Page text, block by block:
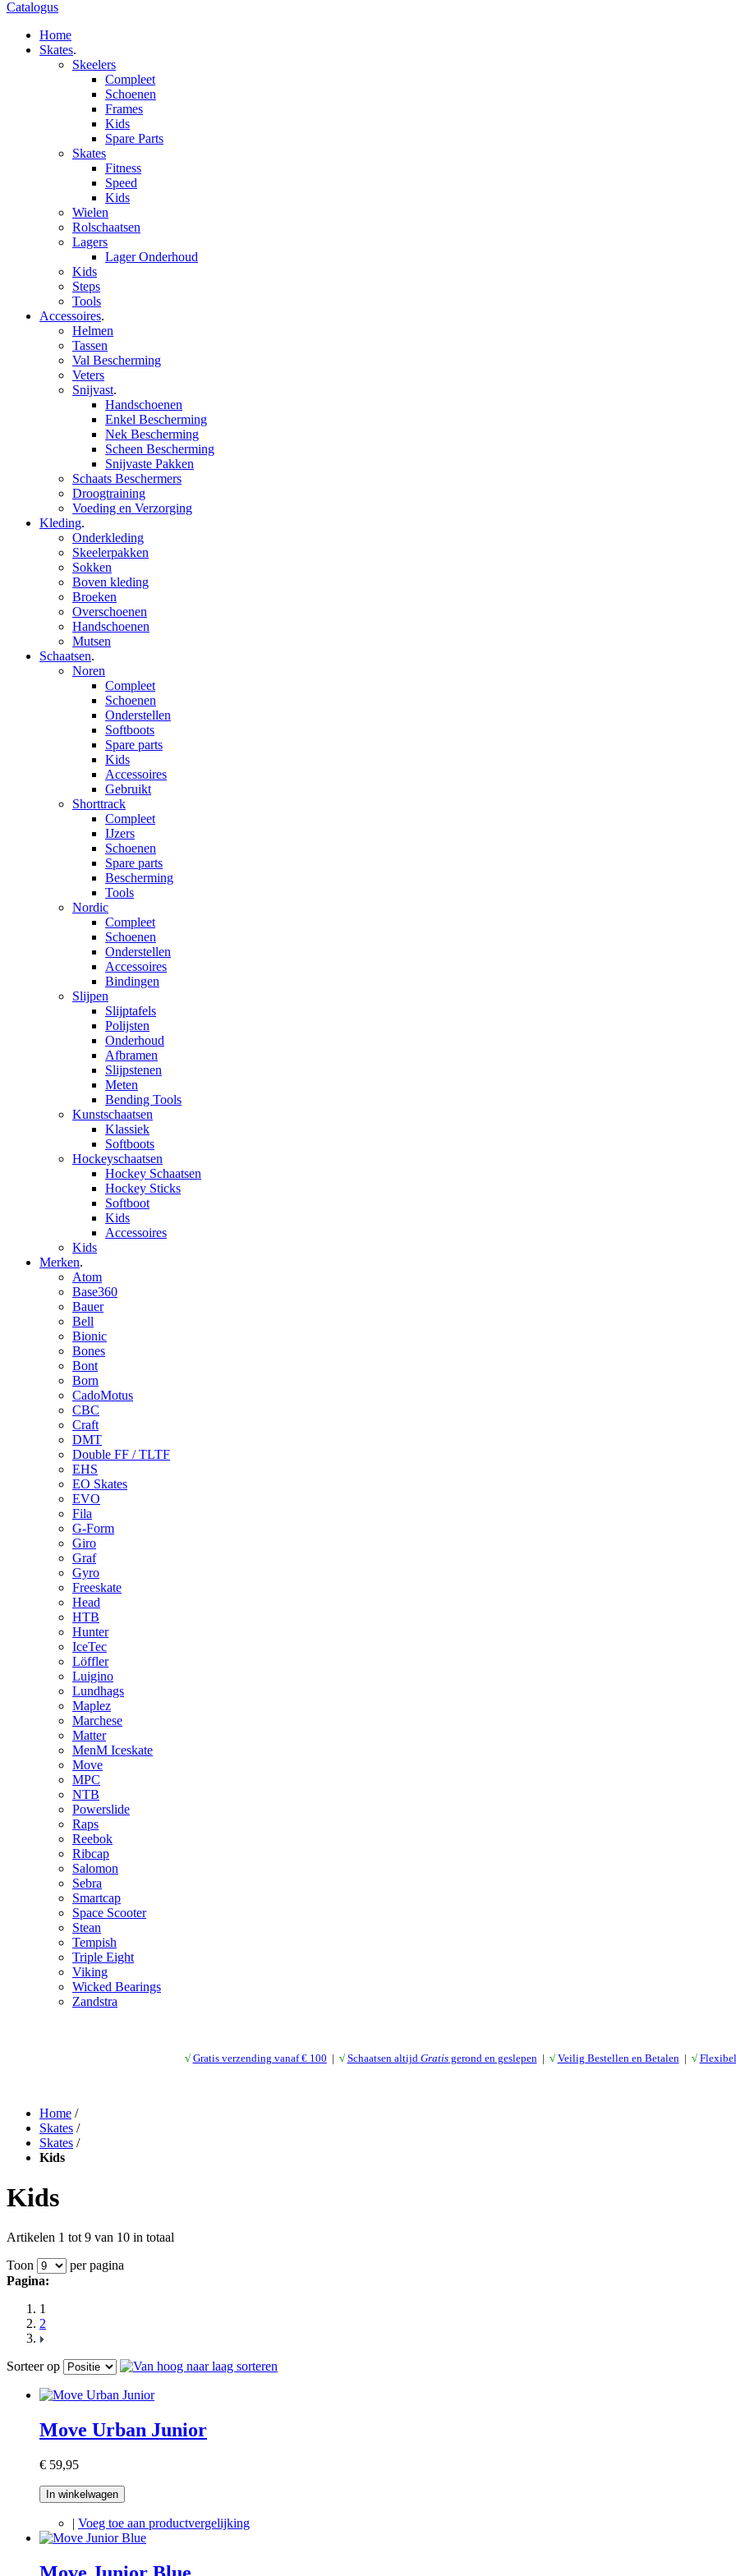
Catalogus
Home
Skates.
Skeelers
Compleet
Schoenen
Frames
Kids
Spare Parts
Skates
Fitness
Speed
Kids
Wielen
Rolschaatsen
Lagers
Lager Onderhoud
Kids
Steps
Tools
Accessoires.
Helmen
Tassen
Val Bescherming
Veters
Snijvast.
Handschoenen
Enkel Bescherming
Nek Bescherming
Scheen Bescherming
Snijvaste Pakken
Schaats Beschermers
Droogtraining
Voeding en Verzorging
Kleding.
Onderkleding
Skeelerpakken
Sokken
Boven kleding
Broeken
Overschoenen
Handschoenen
Mutsen
Schaatsen.
Noren
Compleet
Schoenen
Onderstellen
Softboots
Spare parts
Kids
Accessoires
Gebruikt
Shorttrack
Compleet
IJzers
Schoenen
Spare parts
Bescherming
Tools
Nordic
Compleet
Schoenen
Onderstellen
Accessoires
Bindingen
Slijpen
Slijptafels
Polijsten
Onderhoud
Afbramen
Slijpstenen
Meten
Bending Tools
Kunstschaatsen
Klassiek
Softboots
Hockeyschaatsen
Hockey Schaatsen
Hockey Sticks
Softboot
Kids
Accessoires
Kids
Merken.
Atom
Base360
Bauer
Bell
Bionic
Bones
Bont
Born
CadoMotus
CBC
Craft
DMT
Double FF / TLTF
EHS
EO Skates
EVO
Fila
G-Form
Giro
Graf
Gyro
Freeskate
Head
HTB
Hunter
IceTec
Löffler
Luigino
Lundhags
Maplez
Marchese
Matter
MenM Iceskate
Move
MPC
NTB
Powerslide
Raps
Reebok
Ribcap
Salomon
Sebra
Smartcap
Space Scooter
Stean
Tempish
Triple Eight
Viking
Wicked Bearings
Zandstra
√ Gratis verzending vanaf € 100 | √ Schaatsen altijd Gratisgerond en geslepen | √ Veilig Bestellen en Betalen | √
Home /
Skates /
Skates /
Kids
Kids
Artikelen 1 tot 9 van 10 in totaal
Toon
per pagina
Pagina:
1
2
Sorteer op
Move Urban Junior
€ 59,95
In winkelwagen
| Voeg toe aan productvergelijking